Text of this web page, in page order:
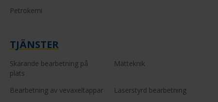
Petrokemi
TJÄNSTER
Skärande bearbetning på
plats
Mätteknik
Bearbetning av vevaxeltappar
Laserstyrd bearbetning